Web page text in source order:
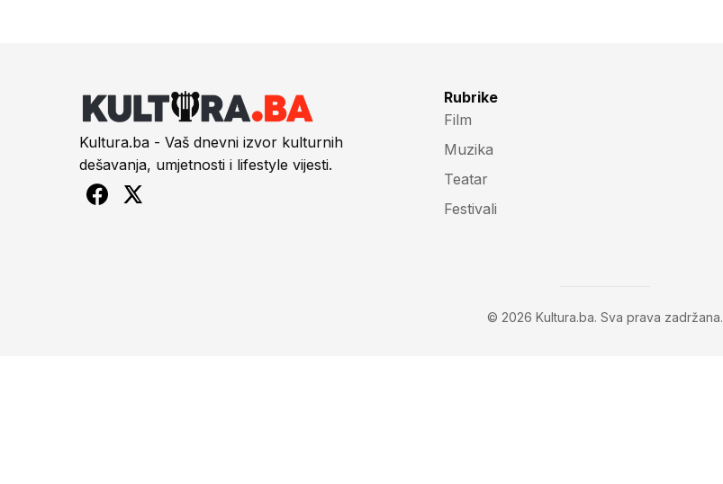
Kultura.ba - Vaš dnevni izvor kulturnih
dešavanja, umjetnosti i lifestyle vijesti.
Rubrike
Film
Muzika
Teatar
Festivali
© 2026 Kultura.ba. Sva prava zadržana.